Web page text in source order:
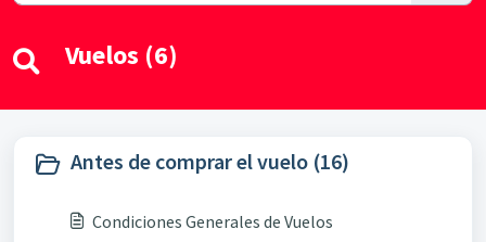
Vuelos (6)
Antes de comprar el vuelo (16)
Condiciones Generales de Vuelos